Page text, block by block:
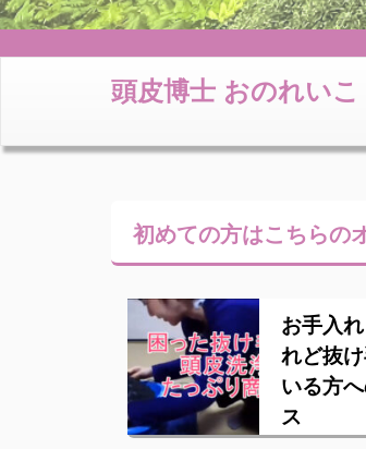
頭皮博士 おのれいこ
初めての方はこちらの
お手入
れど抜
いる方
ス